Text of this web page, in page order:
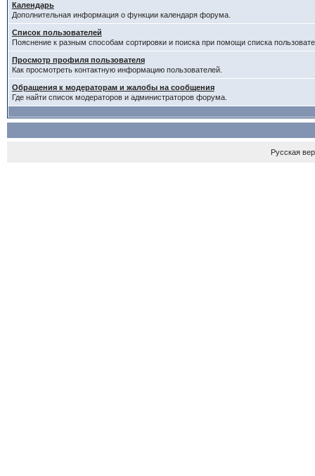
Календарь
Дополнительная информация о функции календаря форума.
Список пользователей
Пояснение к разным способам сортировки и поиска при помощи списка
Просмотр профиля пользователя
Как просмотреть контактную информацию пользователей.
Обращения к модераторам и жалобы на сообщения
Где найти список модераторов и администраторов форума.
Русская